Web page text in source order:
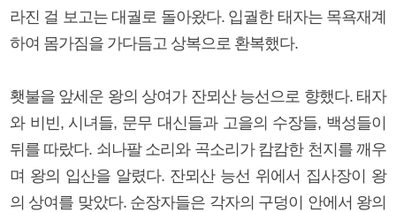
라진 걸 보고는 대궐로 돌아왔다. 입궐한 태자는 목욕재계
하여 몸가짐을 가다듬고 상복으로 환복했다.
횃불을 앞세운 왕의 상여가 잔뫼산 능선으로 향했다. 태자
와 비빈, 시녀들, 문무 대신들과 고을의 수장들, 백성들이
뒤를 따랐다. 쇠나팔 소리와 곡소리가 캄캄한 천지를 깨우
며 왕의 입산을 알렸다. 잔뫼산 능선 위에서 집사장이 왕
의 상여를 맞았다. 순장자들은 각자의 구덩이 안에서 왕의